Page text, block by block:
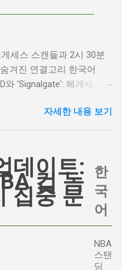
했습니다. 일부에서는 엘
속 히스클리프와는 다소
제시하며 캐스팅에 대한
려 보세요. 믿으세요. 분명
합하는지 여부를 넘어, 우
인물에게 기대하는 바가
가 그 기대를 어떻게 충족
근본적인 질문을 던집니
, '진정성'의 대명사 이 지
이스의 이름이 등장하는
니다. 그는 '메소드 연
세스 스캔들과 2시 30분
겨진 연결고리 한국어
와 'Signalgate': 헤게세스
트렌드 인기 검색어 'jd'는
가 아닙니다. 최근 미국
깊숙이 연결되어 있습니
트 헤게세스(Pete
벌어진 이 스캔들은 예상
(JD Vance)의 이름까지 소
고 있습니다. 왜 'jd'가 갑자
것일까요? 최대100%세일
스캔들: 피트 헤게세스
자세한 내용 보기
데이트:
컵 녹
집중 분
한
국
어
NBA
스탠
딩